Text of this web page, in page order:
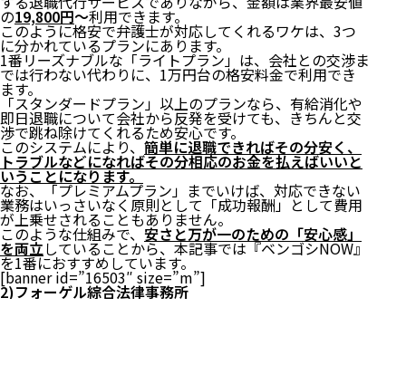
の19,800円〜利用できます。
このように格安で弁護士が対応してくれるワケは、3つ
に分かれているプランにあります。
1番リーズナブルな「ライトプラン」は、会社との交渉ま
では行わない代わりに、1万円台の格安料金で利用でき
ます。
「スタンダードプラン」以上のプランなら、有給消化や
即日退職について会社から反発を受けても、きちんと交
渉で跳ね除けてくれるため安心です。
このシステムにより、簡単に退職できればその分安く、
トラブルなどになればその分相応のお金を払えばいいと
いうことになります。
なお、「プレミアムプラン」までいけば、対応できない
業務はいっさいなく原則として「成功報酬」として費用
が上乗せされることもありません。
このような仕組みで、安さと万が一のための「安心感」
を両立していることから、本記事では『ベンゴシNOW』
を1番におすすめしています。
[banner id=”16503″ size=”m”]
2)フォーゲル綜合法律事務所